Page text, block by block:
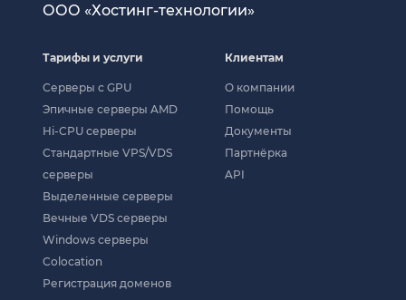
ООО «Хостинг-технологии»
Тарифы и услуги
Серверы с GPU
Эпичные серверы AMD
Hi-CPU серверы
Стандартные VPS/VDS
серверы
Выделенные серверы
Вечные VDS серверы
Windows серверы
Colocation
Регистрация доменов
Клиентам
О компании
Помощь
Документы
Партнёрка
API